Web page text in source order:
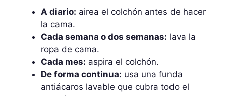
A diario: airea el colchón antes de hacer
la cama.
Cada semana o dos semanas: lava la
ropa de cama.
Cada mes: aspira el colchón.
De forma continua: usa una funda
antiácaros lavable que cubra todo el